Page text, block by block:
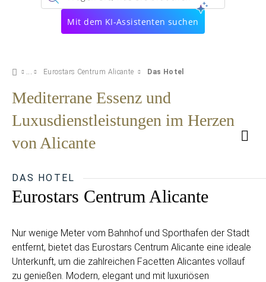
Mit dem KI-Assistenten suchen
Eurostars Centrum Alicante Das Hotel
Mediterrane Essenz und
Luxusdienstleistungen im Herzen
von Alicante
DAS HOTEL
Eurostars Centrum Alicante
Nur wenige Meter vom Bahnhof und Sporthafen der Stadt
entfernt, bietet das Eurostars Centrum Alicante eine ideale
Unterkunft, um die zahlreichen Facetten Alicantes vollauf
zu genießen. Modern, elegant und mit luxuriösen